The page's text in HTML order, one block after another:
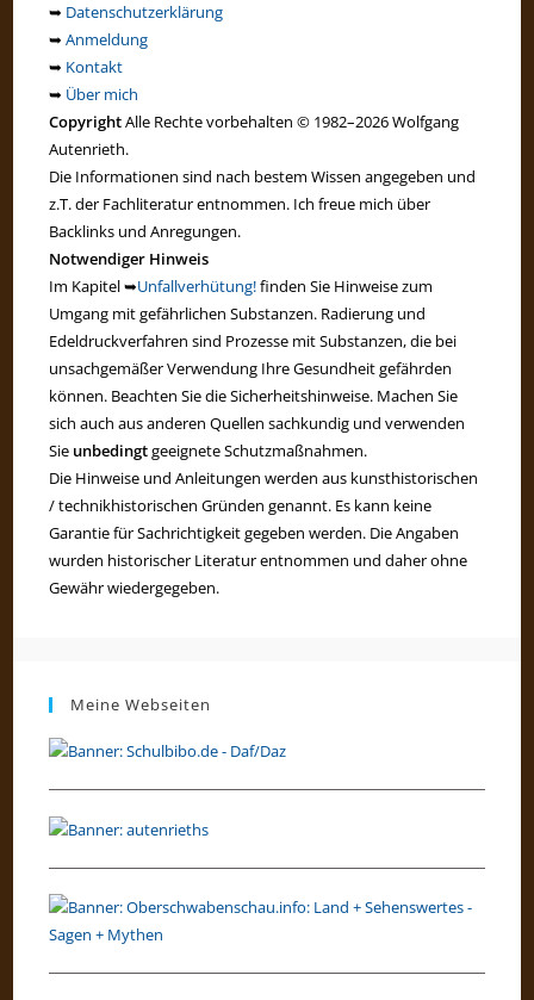
➥ Datenschutzerklärung
➥Anmeldung
➥ Kontakt
➥ Über mich
CopyrightAlle Rechte vorbehalten © 1982–2026 Wolfgang
Autenrieth.
Die Informationen sind nach bestem Wissen angegeben und
z.T. der Fachliteratur entnommen. Ich freue mich über
Backlinks und Anregungen.
Notwendiger Hinweis
Im Kapitel ➥Unfallverhütung!finden Sie Hinweise zum
Umgang mit gefährlichen Substanzen. Radierung und
Edeldruckverfahren sind Prozesse mit Substanzen, die bei
unsachgemäßer Verwendung Ihre Gesundheit gefährden
können. Beachten Sie die Sicherheitshinweise. Machen Sie
sich auch aus anderen Quellen sachkundig und verwenden
Sie unbedingtgeeignete Schutzmaßnahmen.
Die Hinweise und Anleitungen werden aus kunsthistorischen
/ technikhistorischen Gründen genannt. Es kann keine
Garantie für Sachrichtigkeit gegeben werden. Die Angaben
wurden historischer Literatur entnommen und daher ohne
Gewähr wiedergegeben.
Meine Webseiten